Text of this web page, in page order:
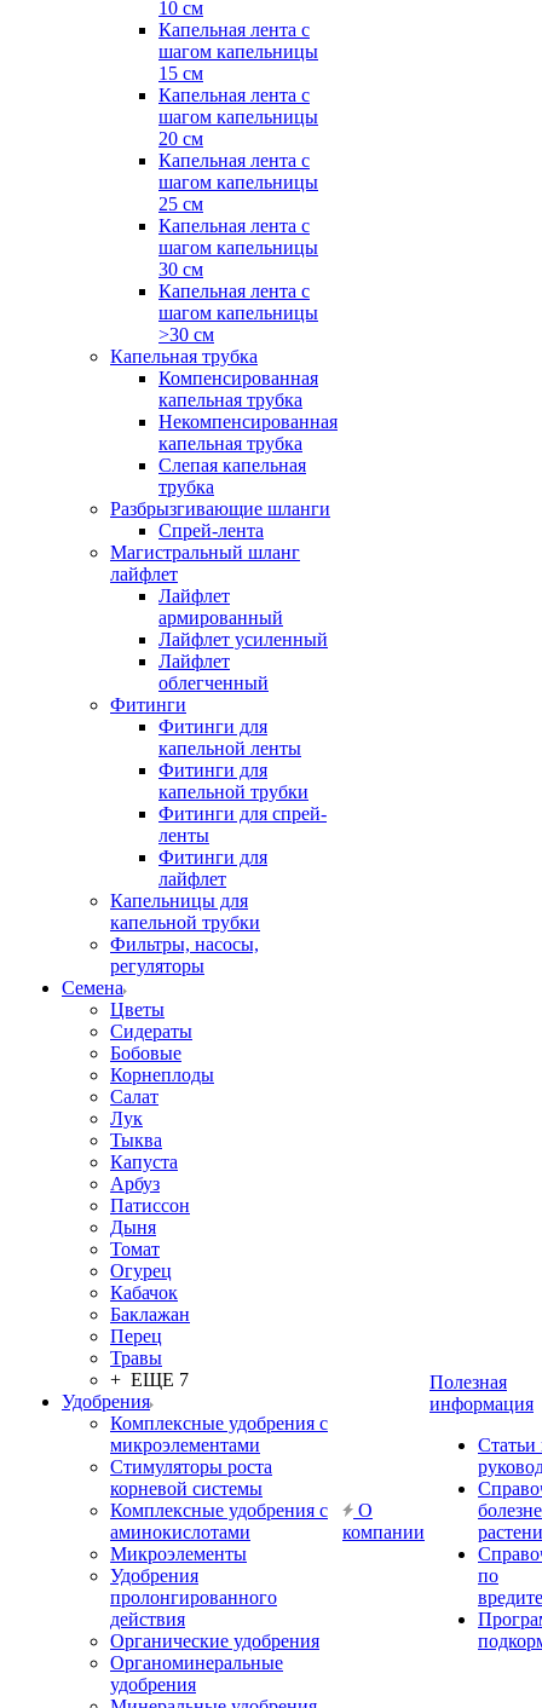
10 см
Капельная лента с
шагом капельницы
15 см
Капельная лента с
шагом капельницы
20 см
Капельная лента с
шагом капельницы
25 см
Капельная лента с
шагом капельницы
30 см
Капельная лента с
шагом капельницы
>30 см
Капельная трубка
Компенсированная
капельная трубка
Некомпенсированная
капельная трубка
Слепая капельная
трубка
Разбрызгивающие шланги
Спрей-лента
Магистральный шланг
лайфлет
Лайфлет
армированный
Лайфлет усиленный
Лайфлет
облегченный
Фитинги
Фитинги для
капельной ленты
Фитинги для
капельной трубки
Фитинги для спрей-
ленты
Фитинги для
лайфлет
Капельницы для
капельной трубки
Фильтры, насосы,
регуляторы
Семена
Цветы
Сидераты
Бобовые
Корнеплоды
Салат
Лук
Тыква
Капуста
Арбуз
Патиссон
Дыня
Томат
Огурец
Кабачок
Баклажан
Перец
Травы
+ ЕЩЕ 7
Удобрения
Комплексные удобрения с
микроэлементами
Стимуляторы роста
корневой системы
Комплексные удобрения с
аминокислотами
Микроэлементы
Удобрения
пролонгированного
действия
Органические удобрения
Органоминеральные
удобрения
О
компании
Полезная
информация
Статьи
по